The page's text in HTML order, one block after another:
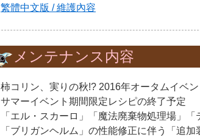
繁體中文版 / 維護內容
メンテナンス内容
柿コリン、実りの秋!? 2016年オータムイベ
サマーイベント期間限定レシピの終了予定
「エル・スカーロ」「魔法廃棄物処理場」
「ブリガンヘルム」の性能修正に伴う「追